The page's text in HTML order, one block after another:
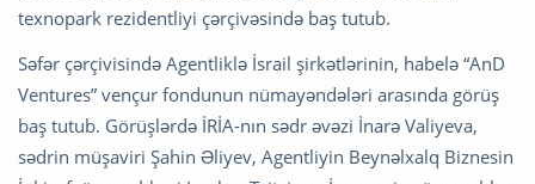
texnopark rezidentliyi çərçivəsində baş tutub.
Səfər çərçivisində Agentliklə İsrail şirkətlərinin, habelə “AnD
Ventures” vençur fondunun nümayəndələri arasında görüş
baş tutub. Görüşlərdə İRİA-nın sədr əvəzi İnarə Valiyeva,
sədrin müşaviri Şahin Əliyev, Agentliyin Beynəlxalq Biznesin